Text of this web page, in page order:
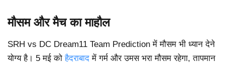
मौसम और मैच का माहौल
SRH vs DC Dream11 Team Prediction में मौसम भी ध्यान देने
योग्य है। 5 मई कोहैदराबाद में गर्म और उमस भरा मौसम रहेगा, तापमान